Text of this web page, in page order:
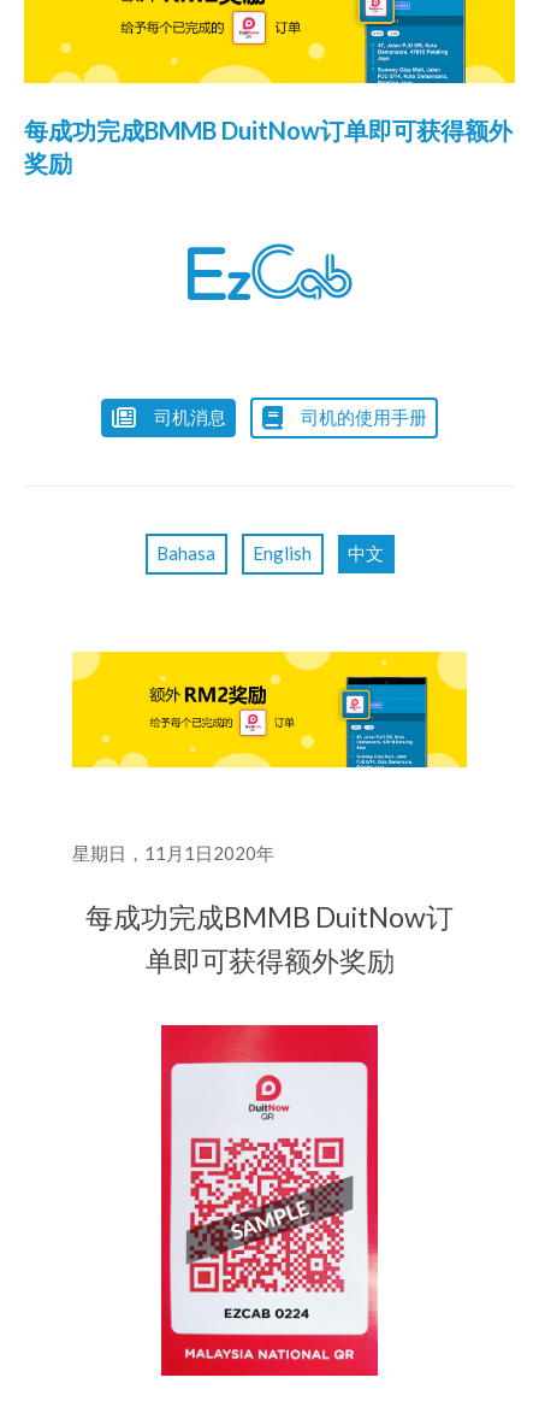
每成功完成BMMB DuitNow订单即可获得额外
奖励
司机消息 司机的使用手册
Bahasa English 中文
星期日，11月1日2020年
每成功完成BMMB DuitNow订
单即可获得额外奖励